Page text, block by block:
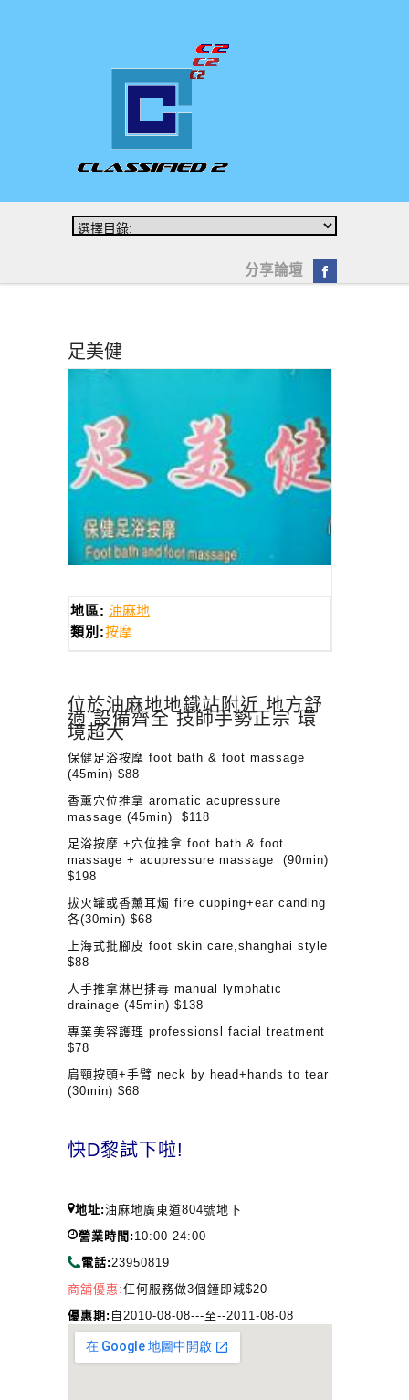
分享論壇
足美健
地區: 油麻地
類別:按摩
位於油麻地地鐵站附近 地方舒
適 設備齊全 技師手勢正宗 環
境超大
保健足浴按摩 foot bath & foot massage
(45min) $88
香薰穴位推拿 aromatic acupressure
massage (45min) $118
足浴按摩 +穴位推拿 foot bath & foot
massage + acupressure massage (90min)
$198
拔火罐或香薰耳燭 fire cupping+ear canding
各(30min) $68
上海式批腳皮 foot skin care,shanghai style
$88
人手推拿淋巴排毒 manual lymphatic
drainage (45min) $138
專業美容護理 professionsl facial treatment
$78
肩頸按頭+手臂 neck by head+hands to tear
(30min) $68
快D黎試下啦!
地址:油麻地廣東道804號地下
營業時間: 10:00-24:00
電話:23950819
商舖優惠:任何服務做3個鐘即減$20
優惠期: 自2010-08-08---至--2011-08-08